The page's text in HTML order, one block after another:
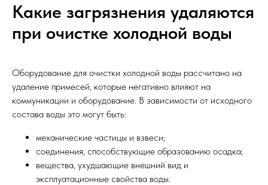
Какие загрязнения удаляются
при очистке холодной воды
Оборудование для очистки холодной воды рассчитано на
удаление примесей, которые негативно влияют на
коммуникации и оборудование. В зависимости от исходного
состава воды это могут быть:
механические частицы и взвеси;
соединения, способствующие образованию осадка;
вещества, ухудшающие внешний вид и
эксплуатационные свойства воды.